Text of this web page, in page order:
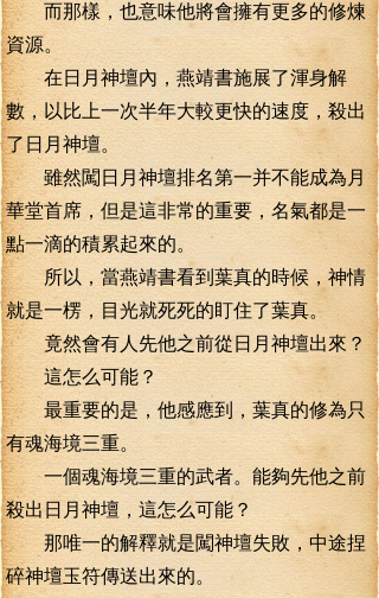
而那樣，也意味他將會擁有更多的修煉
資源。
在日月神壇內，燕靖書施展了渾身解
數，以比上一次半年大較更快的速度，殺出
了日月神壇。
雖然闖日月神壇排名第一并不能成為月
華堂首席，但是這非常的重要，名氣都是一
點一滴的積累起來的。
所以，當燕靖書看到葉真的時候，神情
就是一楞，目光就死死的盯住了葉真。
竟然會有人先他之前從日月神壇出來？
這怎么可能？
最重要的是，他感應到，葉真的修為只
有魂海境三重。
一個魂海境三重的武者。能夠先他之前
殺出日月神壇，這怎么可能？
那唯一的解釋就是闖神壇失敗，中途捏
碎神壇玉符傳送出來的。